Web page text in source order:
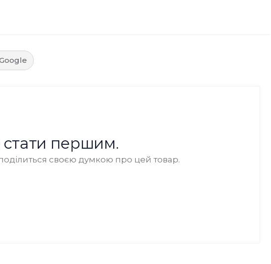
першим.
своєю думкою про цей товар.